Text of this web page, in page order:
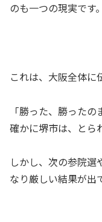
のも一つの現実です。
これは、大阪全体に
「勝った、勝った
確かに堺市は、とら
しかし、次の参院
なり厳しい結果が出